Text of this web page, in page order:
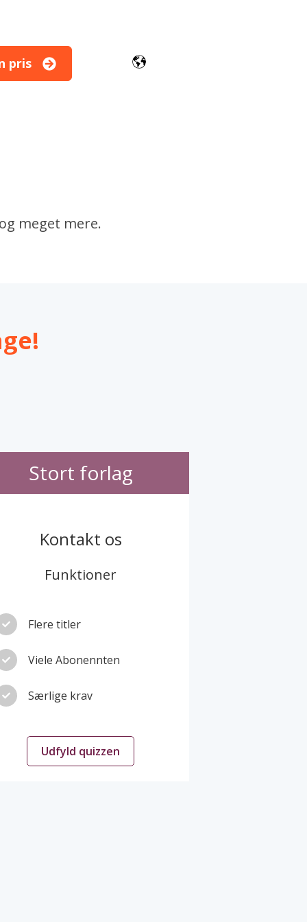
pris
meget mere.
Stort forlag
Kontakt os
Funktioner
Flere titler
Viele Abonennten
Særlige krav
Udfyld quizzen